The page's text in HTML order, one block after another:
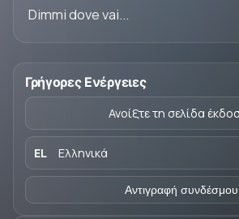
Γρήγορες Ενέργειες
Ανοίξτε τη σελίδα
EL Ελληνικά
Αντιγραφή συνδέσμου
Dimmi dove vai...